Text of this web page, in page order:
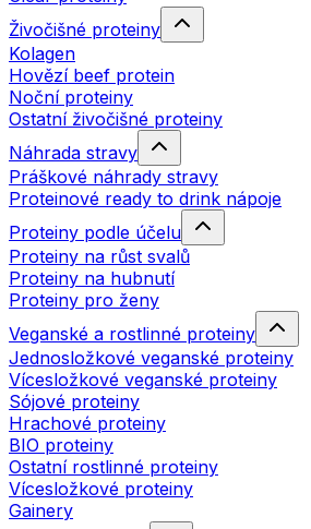
Živočišné proteiny
Kolagen
Hovězí beef protein
Noční proteiny
Ostatní živočišné proteiny
Náhrada stravy
Práškové náhrady stravy
Proteinové ready to drink nápoje
Proteiny podle účelu
Proteiny na růst svalů
Proteiny na hubnutí
Proteiny pro ženy
Veganské a rostlinné proteiny
Jednosložkové veganské proteiny
Vícesložkové veganské proteiny
Sójové proteiny
Hrachové proteiny
BIO proteiny
Ostatní rostlinné proteiny
Vícesložkové proteiny
Gainery